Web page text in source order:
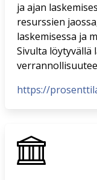
ja ajan
resurssien
laskemisessa ja
Sivulta löytyvällä
https://